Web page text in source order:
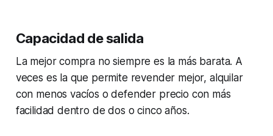
Capacidad de salida
La mejor compra no siempre es la más barata. A
veces es la que permite revender mejor, alquilar
con menos vacíos o defender precio con más
facilidad dentro de dos o cinco años.